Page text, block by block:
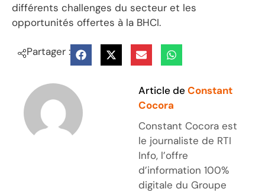
différents challenges du secteur et les
opportunités offertes à la BHCI.
Partager :
Article de Constant
Cocora
Constant Cocora est
le journaliste de RTI
Info, l’offre
d’information 100%
digitale du Groupe